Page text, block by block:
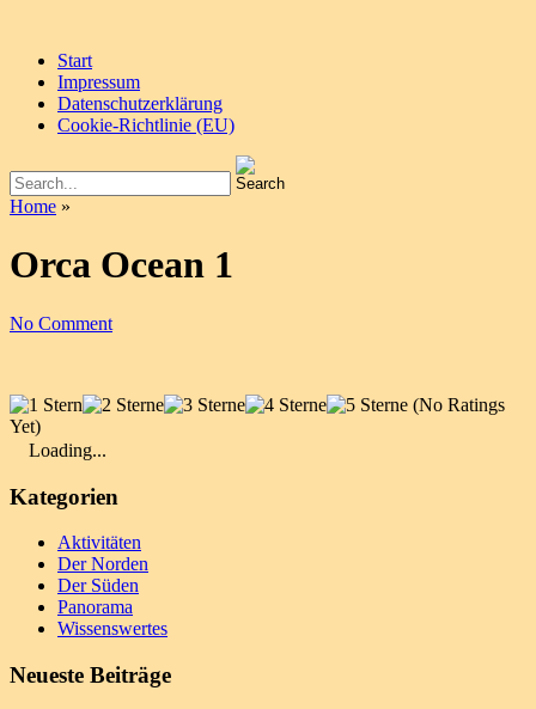
Start
Impressum
Datenschutzerklärung
Cookie-Richtlinie (EU)
Home »
Orca Ocean 1
No Comment
(No Ratings
Yet)
Loading...
Kategorien
Aktivitäten
Der Norden
Der Süden
Panorama
Wissenswertes
Neueste Beiträge